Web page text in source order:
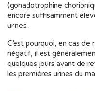
(gonadotrophine
encore suffisamment
urines.
C’est pourquoi, en cas
négatif, il est
quelques jours avant de
les premières urines du